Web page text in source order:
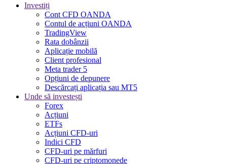
Investiți
Cont CFD OANDA
Contul de acțiuni OANDA
TradingView
Rata dobânzii
Aplicație mobilă
Client profesional
Meta trader 5
Opțiuni de depunere
Descărcați aplicația sau MT5
Unde să investești
Forex
Acțiuni
ETFs
Acțiuni CFD-uri
Indici CFD
CFD-uri pe mărfuri
CFD-uri pe criptomonede